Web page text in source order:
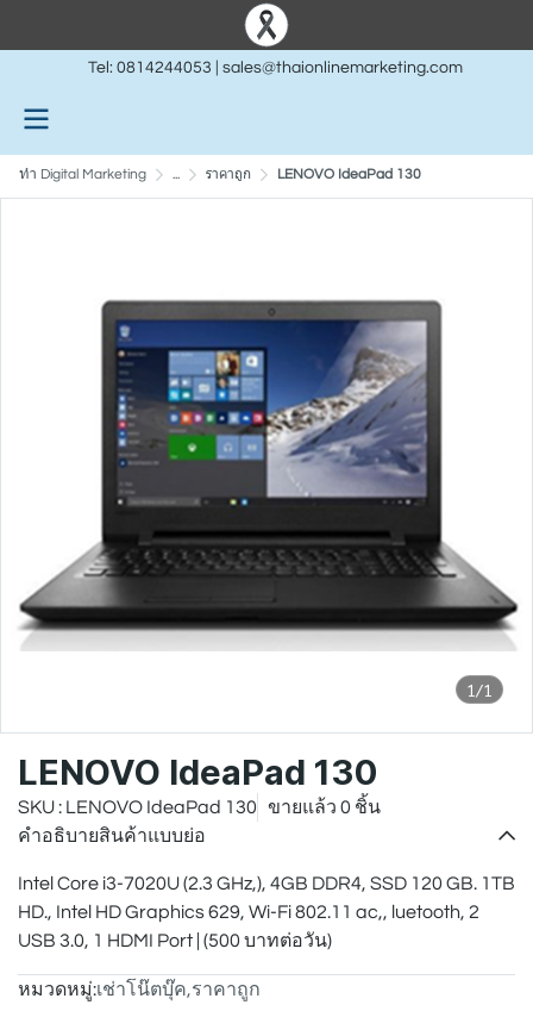
Tel: 0814244053 sales@thaionlinemarketing.com
ทำ Digital Marketing ... ราคาถูก LENOVO IdeaPad 130
1/1
LENOVO IdeaPad 130
SKU : LENOVO IdeaPad 130
ขายแล้ว 0 ชิ้น
คำอธิบายสินค้าแบบย่อ
Intel Core i3-7020U (2.3 GHz,), 4GB DDR4, SSD 120 GB. 1TB
HD., Intel HD Graphics 629, Wi-Fi 802.11 ac,, luetooth, 2
USB 3.0, 1 HDMI Port | (500 บาทต่อวัน)
หมวดหมู่:เช่าโน๊ตบุ๊ค,ราคาถูก